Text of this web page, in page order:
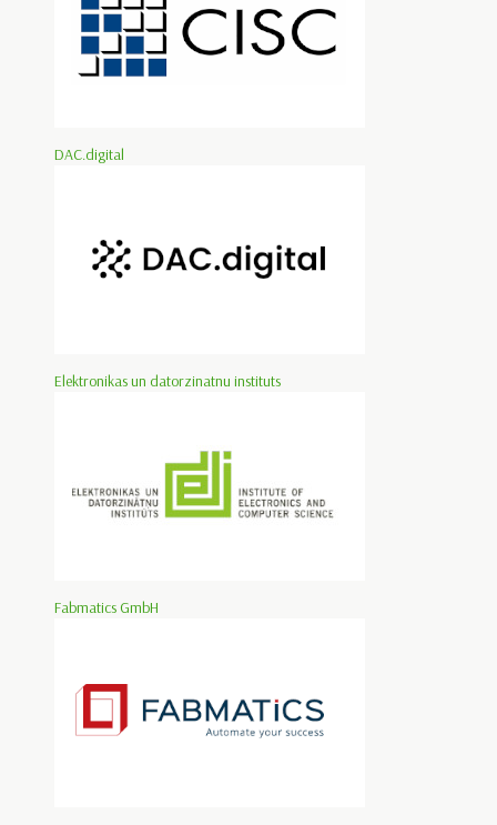
DAC.digital
Elektronikas un datorzinatnu instituts
Fabmatics GmbH